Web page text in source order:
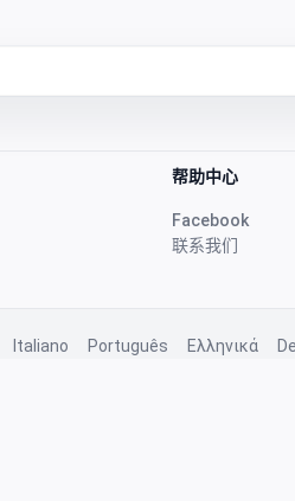
帮助中心
Facebook
联系我们
Italiano Português Ελληνικά